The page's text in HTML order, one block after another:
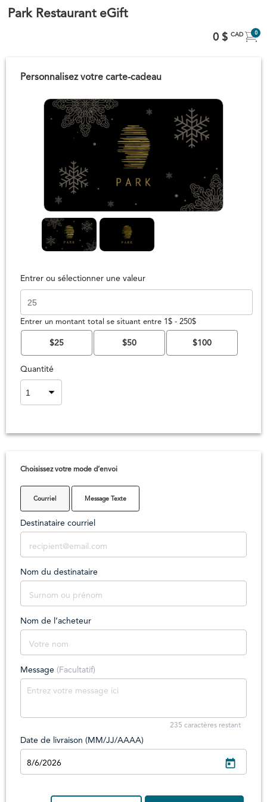
Park Restaurant eGift
0 $ CAD 0
Personnalisez votre carte-cadeau
Entrer ou sélectionner une valeur
Entrer un montant total se situant entre 1$ - 250$
$25 $50 $100
Quantité
Choisissez votre mode d’envoi
Courriel Message Texte
Destinataire courriel
Nom du destinataire
Nom de l’acheteur
Message (Facultatif)
235 caractères restant
Date de livraison (MM/JJ/AAAA)